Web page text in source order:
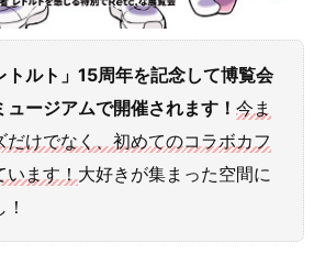
トルト」15周年を記念して博覧会
ージアムで開催されます！ 今ま
だけでなく、初めてのコラボカフ
います！大好きが集まった空間に